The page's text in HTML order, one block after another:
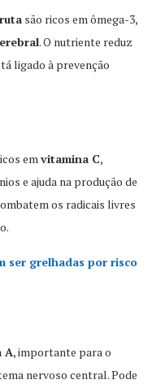
são ricos em ômega-3,
. O nutriente reduz
ligado à prevenção
emvitamina C,
e ajuda na produção de
os radicais livres
ser grelhadas por risco
A, importante para o
nervoso central. Pode